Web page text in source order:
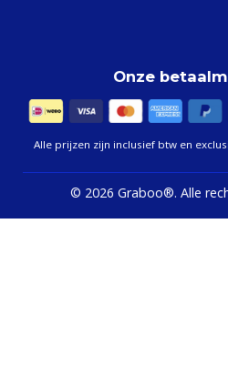
Onze
Alle prijzen zijn inclusief btw en
© 2026 Graboo®. Alle